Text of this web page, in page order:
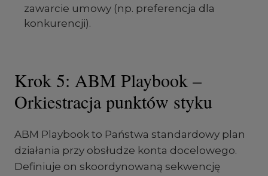
zawarcie umowy (np. preferencja dla
konkurencji).
Krok 5: ABM Playbook –
Orkiestracja punktów styku
ABM Playbook to Państwa standardowy plan
działania przy obsłudze konta docelowego.
Definiuje on skoordynowaną sekwencję